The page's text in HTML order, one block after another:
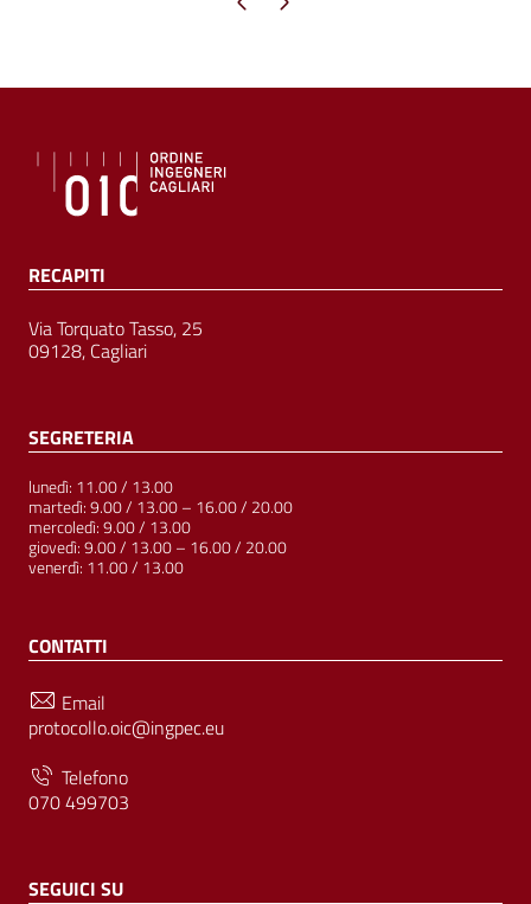
RECAPITI
Via Torquato Tasso, 25
09128, Cagliari
SEGRETERIA
lunedì: 11.00 / 13.00
martedì: 9.00 / 13.00 – 16.00 / 20.00
mercoledì: 9.00 / 13.00
giovedì: 9.00 / 13.00 – 16.00 / 20.00
venerdì: 11.00 / 13.00
CONTATTI
Email
protocollo.oic@ingpec.eu
Telefono
070 499703
SEGUICI SU